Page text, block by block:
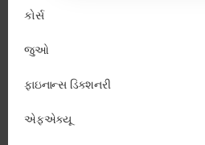
કોર્સ
જુઓ
ફાઇનાન્સ ડિક્શનરી
એફએક્યૂ